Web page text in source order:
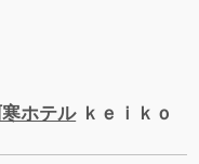
ホテルｋｅｉｋｏ